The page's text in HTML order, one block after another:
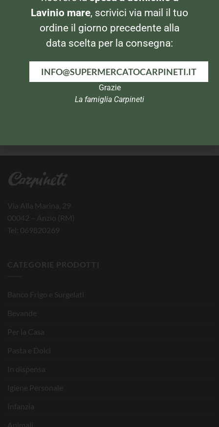
Via Alla Marina, 29
00042 – Anzio (RM)
Tel: 069820269
CATEGORIE PRODOTTI
Banco Frigo e Surgelati
Bevande
Per la Casa
Pasta e Dolci
In dispensa
Igiene Personale
Infanzia
Animali
Lavinio mare, scrivici via mail il tuo
ordine il giorno precedente alla
data scelta per la consegna:
INFO@SUPERMERCATOCARPINETI.IT
Grazie
La famiglia Carpineti